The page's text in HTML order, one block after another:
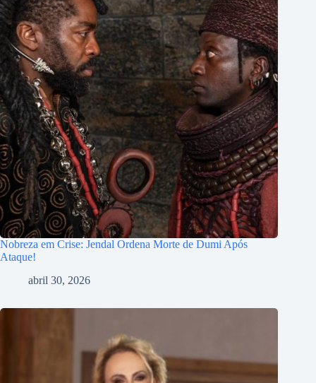
Nobreza em Crise: Jendal Ordena Morte de Dumi Após
Ataque!
abril 30, 2026